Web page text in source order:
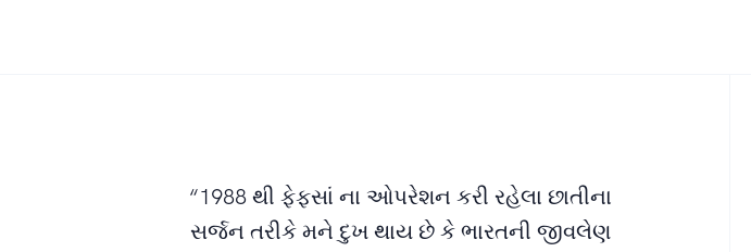
“1988 થી ફેફસાં ના ઓપરેશન કરી રહેલા છાતીના
સર્જન તરીકે મને દુખ થાય છે કે ભારતની જીવલેણ